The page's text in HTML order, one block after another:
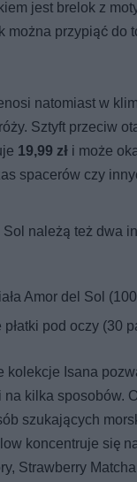
jest brelok z
można przypiąć do
natomiast w
Sztyft przeciw
19,99 zł i może
spacerów czy
Sol należą też dwa
Amor del Sol
pod oczy (30
kolekcje Isana
na kilka sposobów.
szukających
koncentruje się
Strawberry